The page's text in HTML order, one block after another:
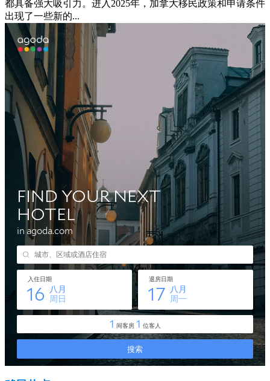
都具备强大吸引力。进入2025年，加拿大移民政策和申请条件
出现了一些新的...